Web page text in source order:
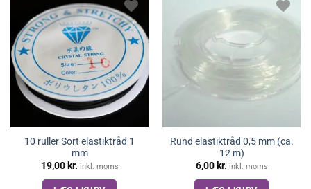
10 ruller Sort elastiktråd 1
mm
19,00 kr. inkl. moms
Rund elastiktråd 0,5 mm (ca.
12 m)
6,00 kr. inkl. moms